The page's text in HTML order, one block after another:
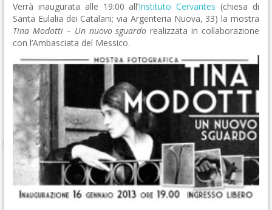
Verrà inaugurata alle 19:00 all’Instituto Cervantes (chiesa di
Santa Eulalia dei Catalani; via Argenteria Nuova, 33) la mostra
Tina Modotti – Un nuovo sguardo realizzata in collaborazione
con l’Ambasciata del Messico.